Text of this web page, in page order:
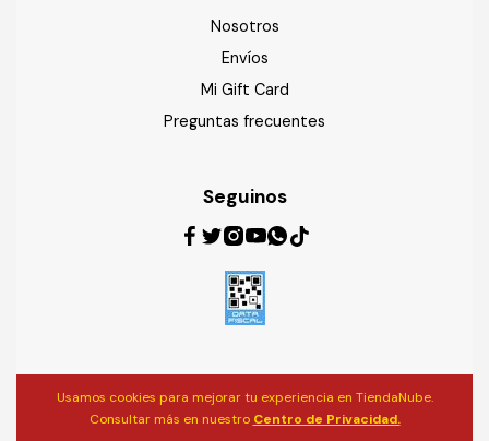
Nosotros
Envíos
Mi Gift Card
Preguntas frecuentes
Seguinos
Usamos cookies para mejorar tu experiencia en TiendaNube.
Consultar más en nuestro Centro de Privacidad.